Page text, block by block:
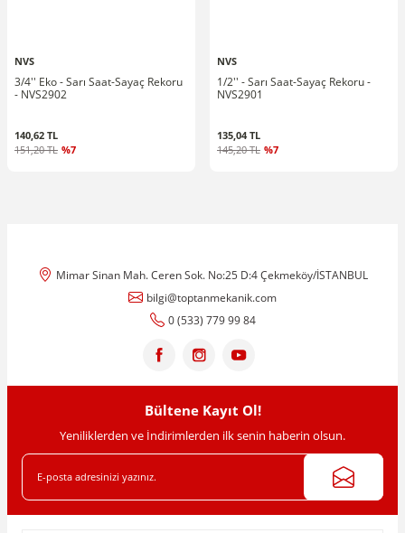
NVS
3/4'' Eko - Sarı Saat-Sayaç Rekoru
- NVS2902
140,62 TL
151,20 TL %7
NVS
1/2'' - Sarı Saat-Sayaç Rekoru -
NVS2901
135,04 TL
145,20 TL %7
Mimar Sinan Mah. Ceren Sok. No:25 D:4 Çekmeköy/İSTANBUL
bilgi@toptanmekanik.com
0 (533) 779 99 84
Bültene Kayıt Ol!
Yeniliklerden ve İndirimlerden ilk senin haberin olsun.